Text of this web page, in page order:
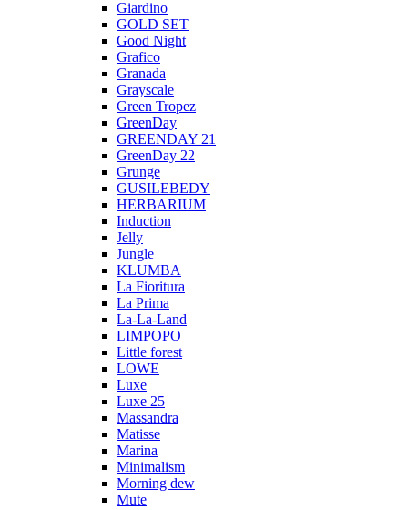
Giardino
GOLD SET
Good Night
Grafico
Granada
Grayscale
Green Tropez
GreenDay
GREENDAY 21
GreenDay 22
Grunge
GUSILEBEDY
HERBARIUM
Induction
Jelly
Jungle
KLUMBA
La Fioritura
La Prima
La-La-Land
LIMPOPO
Little forest
LOWE
Luxe
Luxe 25
Massandra
Matisse
Marina
Minimalism
Morning dew
Mute